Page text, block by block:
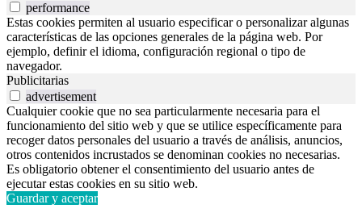
performance
Estas cookies permiten al usuario especificar o personalizar algunas
características de las opciones generales de la página web. Por
ejemplo, definir el idioma, configuración regional o tipo de
navegador.
Publicitarias
advertisement
Cualquier cookie que no sea particularmente necesaria para el
funcionamiento del sitio web y que se utilice específicamente para
recoger datos personales del usuario a través de análisis, anuncios,
otros contenidos incrustados se denominan cookies no necesarias.
Es obligatorio obtener el consentimiento del usuario antes de
ejecutar estas cookies en su sitio web.
Guardar y aceptar